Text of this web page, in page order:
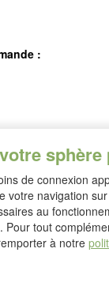
sphère
de connexion
votre navigation
au
Pour tout
à notre
:
contact